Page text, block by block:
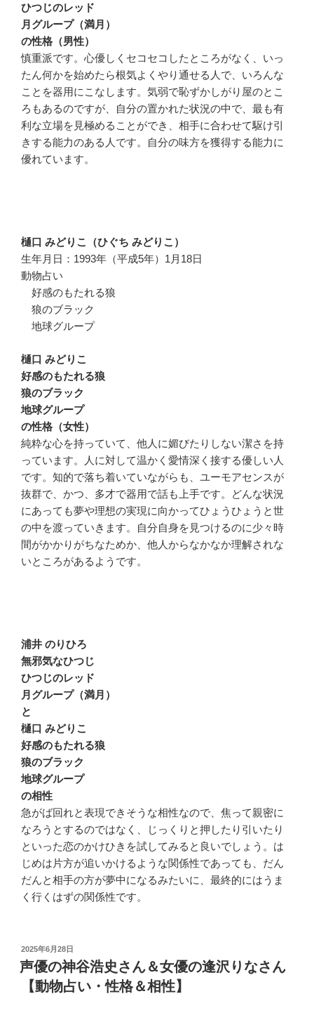
ひつじのレッド
月グループ（満月）
の性格（男性）
慎重派です。心優しくセコセコしたところがなく、いっ
たん何かを始めたら根気よくやり通せる人で、いろんな
ことを器用にこなします。気弱で恥ずかしがり屋のとこ
ろもあるのですが、自分の置かれた状況の中で、最も有
利な立場を見極めることができ、相手に合わせて駆け引
きする能力のある人です。自分の味方を獲得する能力に
優れています。
樋口 みどりこ（ひぐち みどりこ）
生年月日：1993年（平成5年）1月18日
動物占い
好感のもたれる狼
狼のブラック
地球グループ
樋口 みどりこ
好感のもたれる狼
狼のブラック
地球グループ
の性格（女性）
純粋な心を持っていて、他人に媚びたりしない潔さを持
っています。人に対して温かく愛情深く接する優しい人
です。知的で落ち着いていながらも、ユーモアセンスが
抜群で、かつ、多才で器用で話も上手です。どんな状況
にあっても夢や理想の実現に向かってひょうひょうと世
の中を渡っていきます。自分自身を見つけるのに少々時
間がかかりがちなためか、他人からなかなか理解されな
いところがあるようです。
浦井 のりひろ
無邪気なひつじ
ひつじのレッド
月グループ（満月）
と
樋口 みどりこ
好感のもたれる狼
狼のブラック
地球グループ
の相性
急がば回れと表現できそうな相性なので、焦って親密に
なろうとするのではなく、じっくりと押したり引いたり
といった恋のかけひきを試してみると良いでしょう。は
じめは片方が追いかけるような関係性であっても、だん
だんと相手の方が夢中になるみたいに、最終的にはうま
く行くはずの関係性です。
投
稿
日:
2025年6月28日
声優の神谷浩史さん＆女優の逢沢りなさん
【動物占い・性格＆相性】